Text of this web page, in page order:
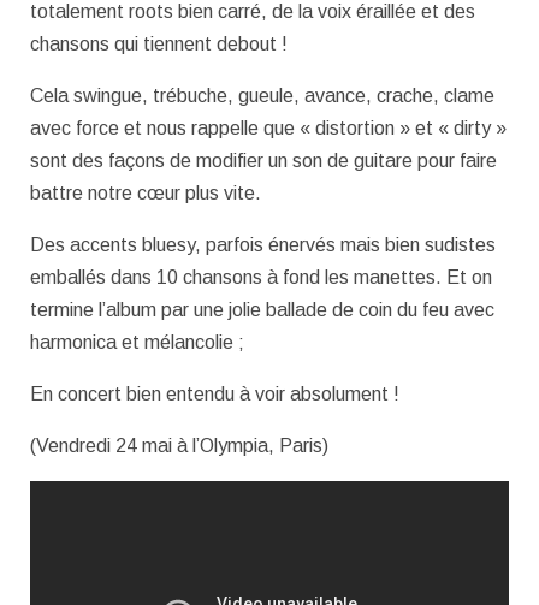
totalement roots bien carré, de la voix éraillée et des
chansons qui tiennent debout !
Cela swingue, trébuche, gueule, avance, crache, clame
avec force et nous rappelle que « distortion » et « dirty »
sont des façons de modifier un son de guitare pour faire
battre notre cœur plus vite.
Des accents bluesy, parfois énervés mais bien sudistes
emballés dans 10 chansons à fond les manettes. Et on
termine l’album par une jolie ballade de coin du feu avec
harmonica et mélancolie ;
En concert bien entendu à voir absolument !
(Vendredi 24 mai à l’Olympia, Paris)